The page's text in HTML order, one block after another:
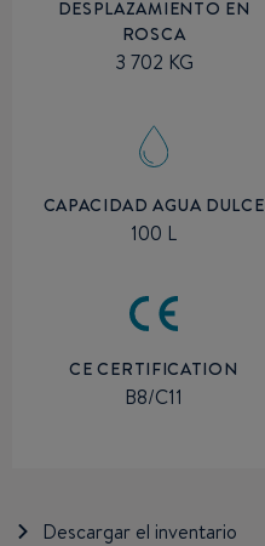
DESPLAZAMIENTO EN
ROSCA
3 702 KG
CAPACIDAD AGUA DULCE
100 L
CE CERTIFICATION
B8/C11
Descargar el inventario